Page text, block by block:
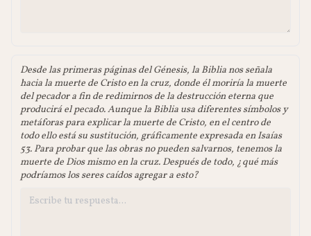
Desde las primeras páginas del Génesis, la Biblia nos señala
hacia la muerte de Cristo en la cruz, donde él moriría la muerte
del pecador a fin de redimirnos de la destrucción eterna que
producirá el pecado. Aunque la Biblia usa diferentes símbolos y
metáforas para explicar la muerte de Cristo, en el centro de
todo ello está su sustitución, gráficamente expresada en Isaías
53. Para probar que las obras no pueden salvarnos, tenemos la
muerte de Dios mismo en la cruz. Después de todo, ¿qué más
podríamos los seres caídos agregar a esto?